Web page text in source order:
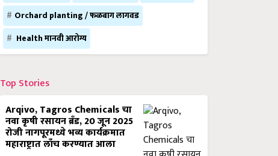
Orchard planting / फळबाग लागवड
Health मानवी आरोग्य
Top Stories
Arqivo, Tagros Chemicals चा
नवा कृषी रसायन ब्रँड, 20 जून 2025
रोजी नागपूरमध्ये भव्य कार्यक्रमात
महाराष्ट्रात लाँच करण्यात आला